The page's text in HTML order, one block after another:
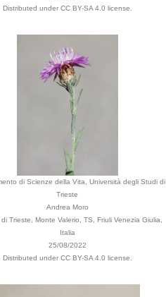
Distributed under CC BY-SA 4.0 license.
di Scienze della Vita, Università degli Studi di
Trieste
Andrea Moro
Trieste, Monte Valerio, TS, Friuli Venezia Giulia,
Italia
25/08/2022
Distributed under CC BY-SA 4.0 license.